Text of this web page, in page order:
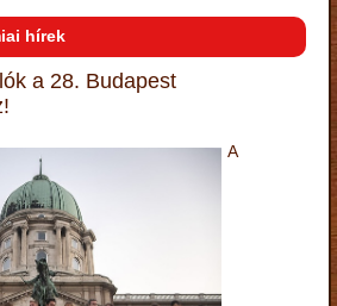
hírek
a 28. Budapest
A